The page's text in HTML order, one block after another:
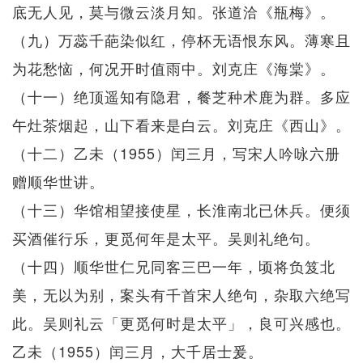
底无人见，莫与微云淡月知。张道洽《瓶梅》。
（九）万蕊千葩染似红，停杯无语恨东风。薄寒且
为花愁恼，何况开时值雨中。刘克庄《海棠》。
（十一）绝顶遥知有隐君，餐芝种术鹿为群。多应
午灶茶烟起，山下看来是白云。刘克庄《西山》。
（十二）乙未（1955）闰三月，写宋人吟咏六册
赠顺华世讲。
（十三）华馆相望接使星，长淮南北已休兵。便须
买酒催行乐，更觅何年是太平。吴则礼绝句。
（十四）顺华世仁兄同客三巴一年，顷将负笈北
美，无以为别，案头有千首宋人绝句，杂取六绝写
此。吴则礼云「更觅何时是太平」，良可兴感也。
乙未（1955）闰三月，大千居士爰。